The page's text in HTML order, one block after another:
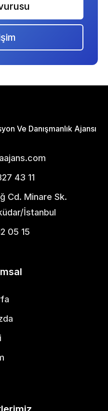
Ve Danışmanlık Ajansı
43 11
Cd. Minare Sk.
İstanbul
05 15